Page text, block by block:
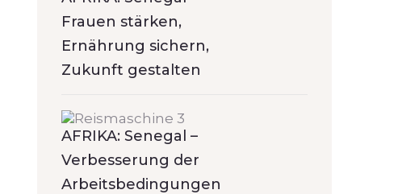
Frauen stärken,
Ernährung sichern,
Zukunft gestalten
AFRIKA: Senegal –
Verbesserung der
Arbeitsbedingungen